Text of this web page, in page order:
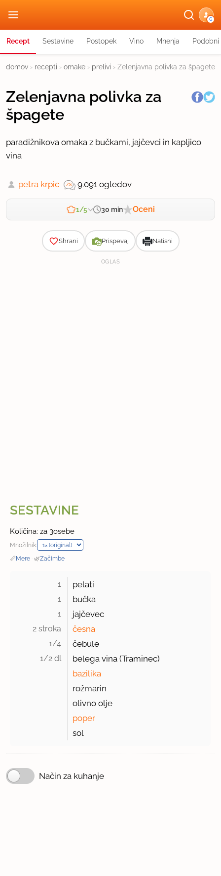
G
Recept Sestavine Postopek Vino Mnenja
domov › recepti › omake › prelivi › Zelenjavna polivka za špagete
Zelenjavna polivka za
špagete
paradižnikova omaka z bučkami, jajčevci in kapljico
vina
petra krpic 9.091 ogledov
1/5 30 min Oceni
Shrani Prispevaj Natisni
OGLAS
SESTAVINE
Količina: za 3osebe
Množilnik:
📏Mere · 🌿Začimbe
1 pelati
1 bučka
1 jajčevec
2 stroka česna
1/4 čebule
1/2 dl
belega vina (Traminec)
bazilika
rožmarin
olivno olje
poper
sol
Način za kuhanje